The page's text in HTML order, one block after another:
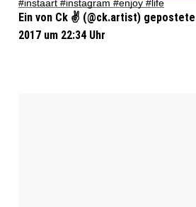
#instaart #instagram #enjoy #life
Ein von Ck ✌ (@ck.artist)
2017 um 22:34 Uhr